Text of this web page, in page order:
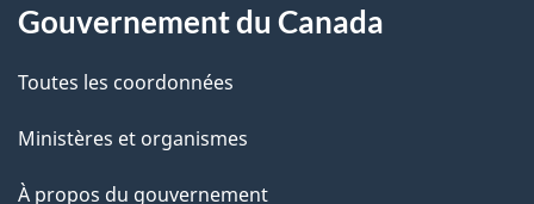
i
l
s
d
propos
de
ce
site
Gouvernement du Canada
Toutes les coordonnées
Ministères et organismes
À propos du gouvernement